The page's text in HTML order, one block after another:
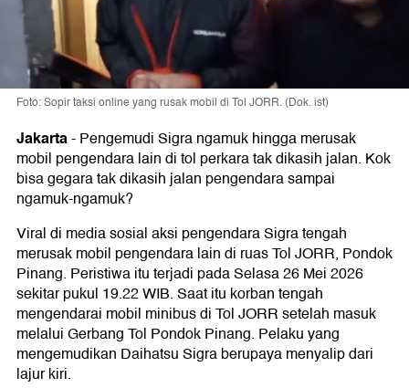
Foto: Sopir taksi online yang rusak mobil di Tol JORR. (Dok. ist)
Jakarta-Pengemudi Sigra ngamuk hingga merusak
mobil pengendara lain di tol perkara tak dikasih jalan. Kok
bisa gegara tak dikasih jalan pengendara sampai
ngamuk-ngamuk?
Viral di media sosial aksi pengendara Sigra tengah
merusak mobil pengendara lain di ruas Tol JORR, Pondok
Pinang. Peristiwa itu terjadi pada Selasa 26 Mei 2026
sekitar pukul 19.22 WIB. Saat itu korban tengah
mengendarai mobil minibus di Tol JORR setelah masuk
melalui Gerbang Tol Pondok Pinang. Pelaku yang
mengemudikan Daihatsu Sigra berupaya menyalip dari
lajur kiri.